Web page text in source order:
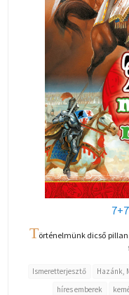
Történelmünk dicső
Ismeretterjesztő Hazánk,
híres emberek